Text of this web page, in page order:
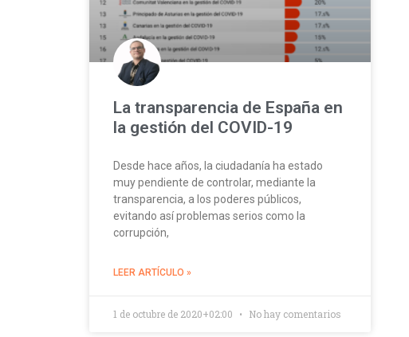
La transparencia de España en
la gestión del COVID-19
Desde hace años, la ciudadanía ha estado
muy pendiente de controlar, mediante la
transparencia, a los poderes públicos,
evitando así problemas serios como la
corrupción,
LEER ARTÍCULO »
1 de octubre de 2020+02:00 No hay comentarios